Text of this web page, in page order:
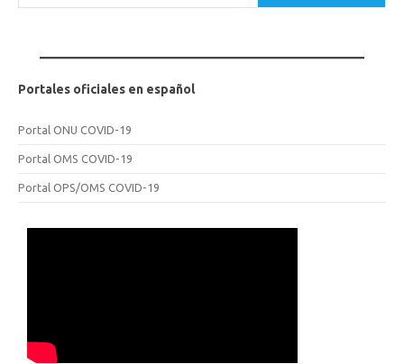
Portales oficiales en español
Portal ONU COVID-19
Portal OMS COVID-19
Portal OPS/OMS COVID-19